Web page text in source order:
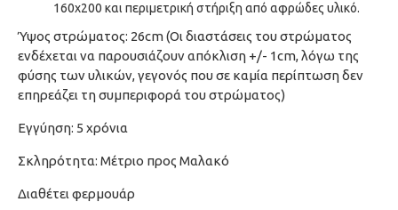
160x200 και περιμετρική στήριξη από αφρώδες υλικό.
Ύψος στρώματος: 26cm (Οι διαστάσεις του στρώματος
ενδέχεται να παρουσιάζουν απόκλιση +/- 1cm, λόγω της
φύσης των υλικών, γεγονός που σε καμία περίπτωση δεν
επηρεάζει τη συμπεριφορά του στρώματος)
Εγγύηση: 5 χρόνια
Σκληρότητα: Μέτριο προς Μαλακό
Διαθέτει φερμουάρ